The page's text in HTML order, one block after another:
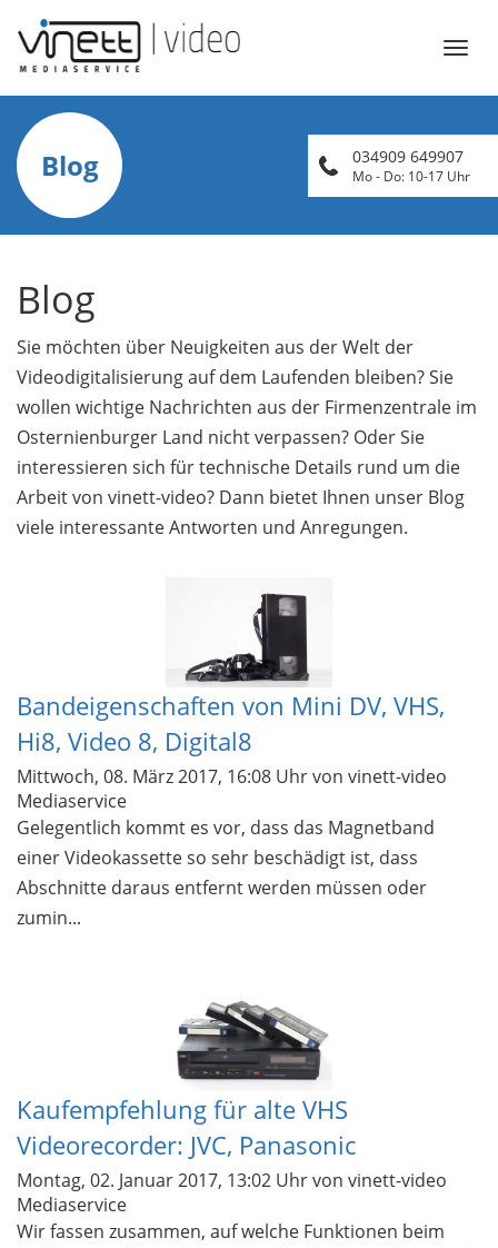
034909 649907
Mo - Do: 10-17 Uhr
Blog
Blog
Sie möchten über Neuigkeiten aus der Welt der
Videodigitalisierung auf dem Laufenden bleiben? Sie
wollen wichtige Nachrichten aus der Firmenzentrale im
Osternienburger Land nicht verpassen? Oder Sie
interessieren sich für technische Details rund um die
Arbeit von vinett-video? Dann bietet Ihnen unser Blog
viele interessante Antworten und Anregungen.
Bandeigenschaften von Mini DV, VHS,
Hi8, Video 8, Digital8
Mittwoch, 08. März 2017, 16:08 Uhrvon vinett-video
Mediaservice
Gelegentlich kommt es vor, dass das Magnetband
einer Videokassette so sehr beschädigt ist, dass
Abschnitte daraus entfernt werden müssen oder
zumin...
Kaufempfehlung für alte VHS
Videorecorder: JVC, Panasonic
Montag, 02. Januar 2017, 13:02 Uhrvon vinett-video
Mediaservice
Wir fassen zusammen, auf welche Funktionen beim